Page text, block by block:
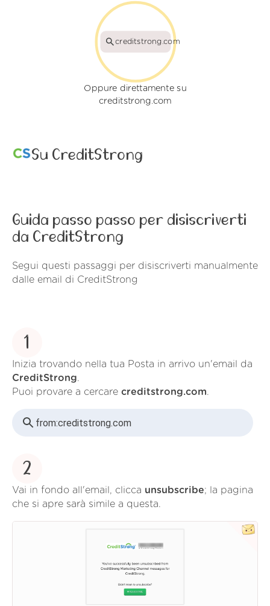
creditstrong.com
Oppure direttamente su
creditstrong.com
Su CreditStrong
Guida passo passo per disiscriverti
da CreditStrong
Segui questi passaggi per disiscriverti manualmente
dalle email di CreditStrong
1
Inizia trovando nella tua Posta in arrivo un'email da
CreditStrong.
Puoi provare a cercare creditstrong.com.
from:creditstrong.com
2
Vai in fondo all'email, clicca unsubscribe; la pagina
che si apre sarà simile a questa.